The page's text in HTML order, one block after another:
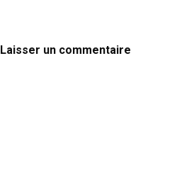
Laisser un commentaire